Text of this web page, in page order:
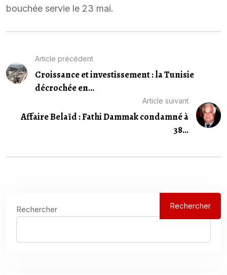
bouchée servie le 23 mai.
Article précédent
Croissance et investissement : la Tunisie
décrochée en...
Article suivant
Affaire Belaïd : Fathi Dammak condamné à
38...
Rechercher Rechercher